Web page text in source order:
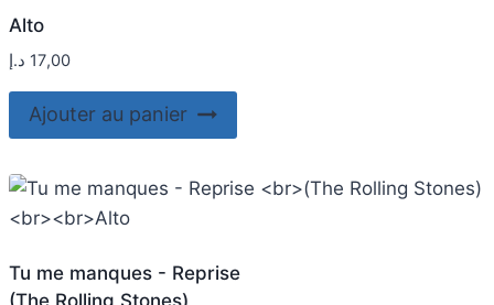
Alto
17,00 د.إ
Ajouter au panier
Tu me manques - Reprise
(The Rolling Stones)